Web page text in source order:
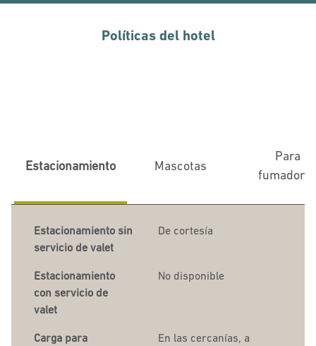
Políticas del hotel
Estacionamiento Mascotas
Para
Estacionamiento sin
servicio de valet
De cortesía
Estacionamiento
con servicio de
valet
No disponible
Carga para
En las cercanías, a